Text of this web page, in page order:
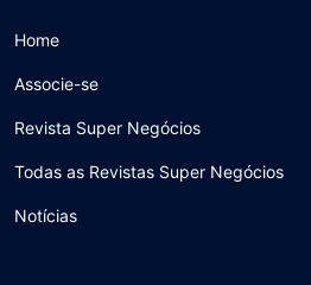
Home
Associe-se
Revista Super Negócios
Todas as Revistas Super Negócios
Notícias